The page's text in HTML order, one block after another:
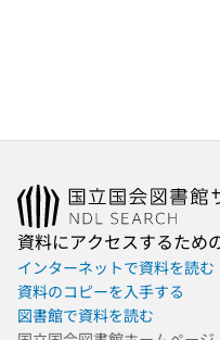
資料にアクセスするため
インターネットで資料を読む
資料のコピーを入手する
図書館で資料を読む